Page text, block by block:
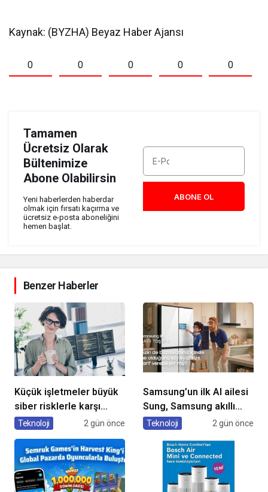
Kaynak: (BYZHA) Beyaz Haber Ajansı
0 0 0 0 0
Tamamen
Ücretsiz Olarak
Bültenimize
Abone Olabilirsin
Yeni haberlerden haberdar
olmak için fırsatı kaçırma ve
ücretsiz e-posta aboneliğini
hemen başlat.
ABONE OL
Benzer Haberler
Küçük işletmeler büyük
siber risklerle karşı
karşıya
Teknoloji 2 gün önce
Samsung’un ilk AI ailesi
Sung, Samsung akıllı
yaşam deneyimini
Teknoloji 2 gün önce